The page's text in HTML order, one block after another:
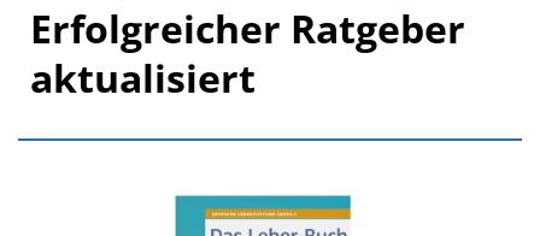
Erfolgreicher Ratgeber
aktualisiert